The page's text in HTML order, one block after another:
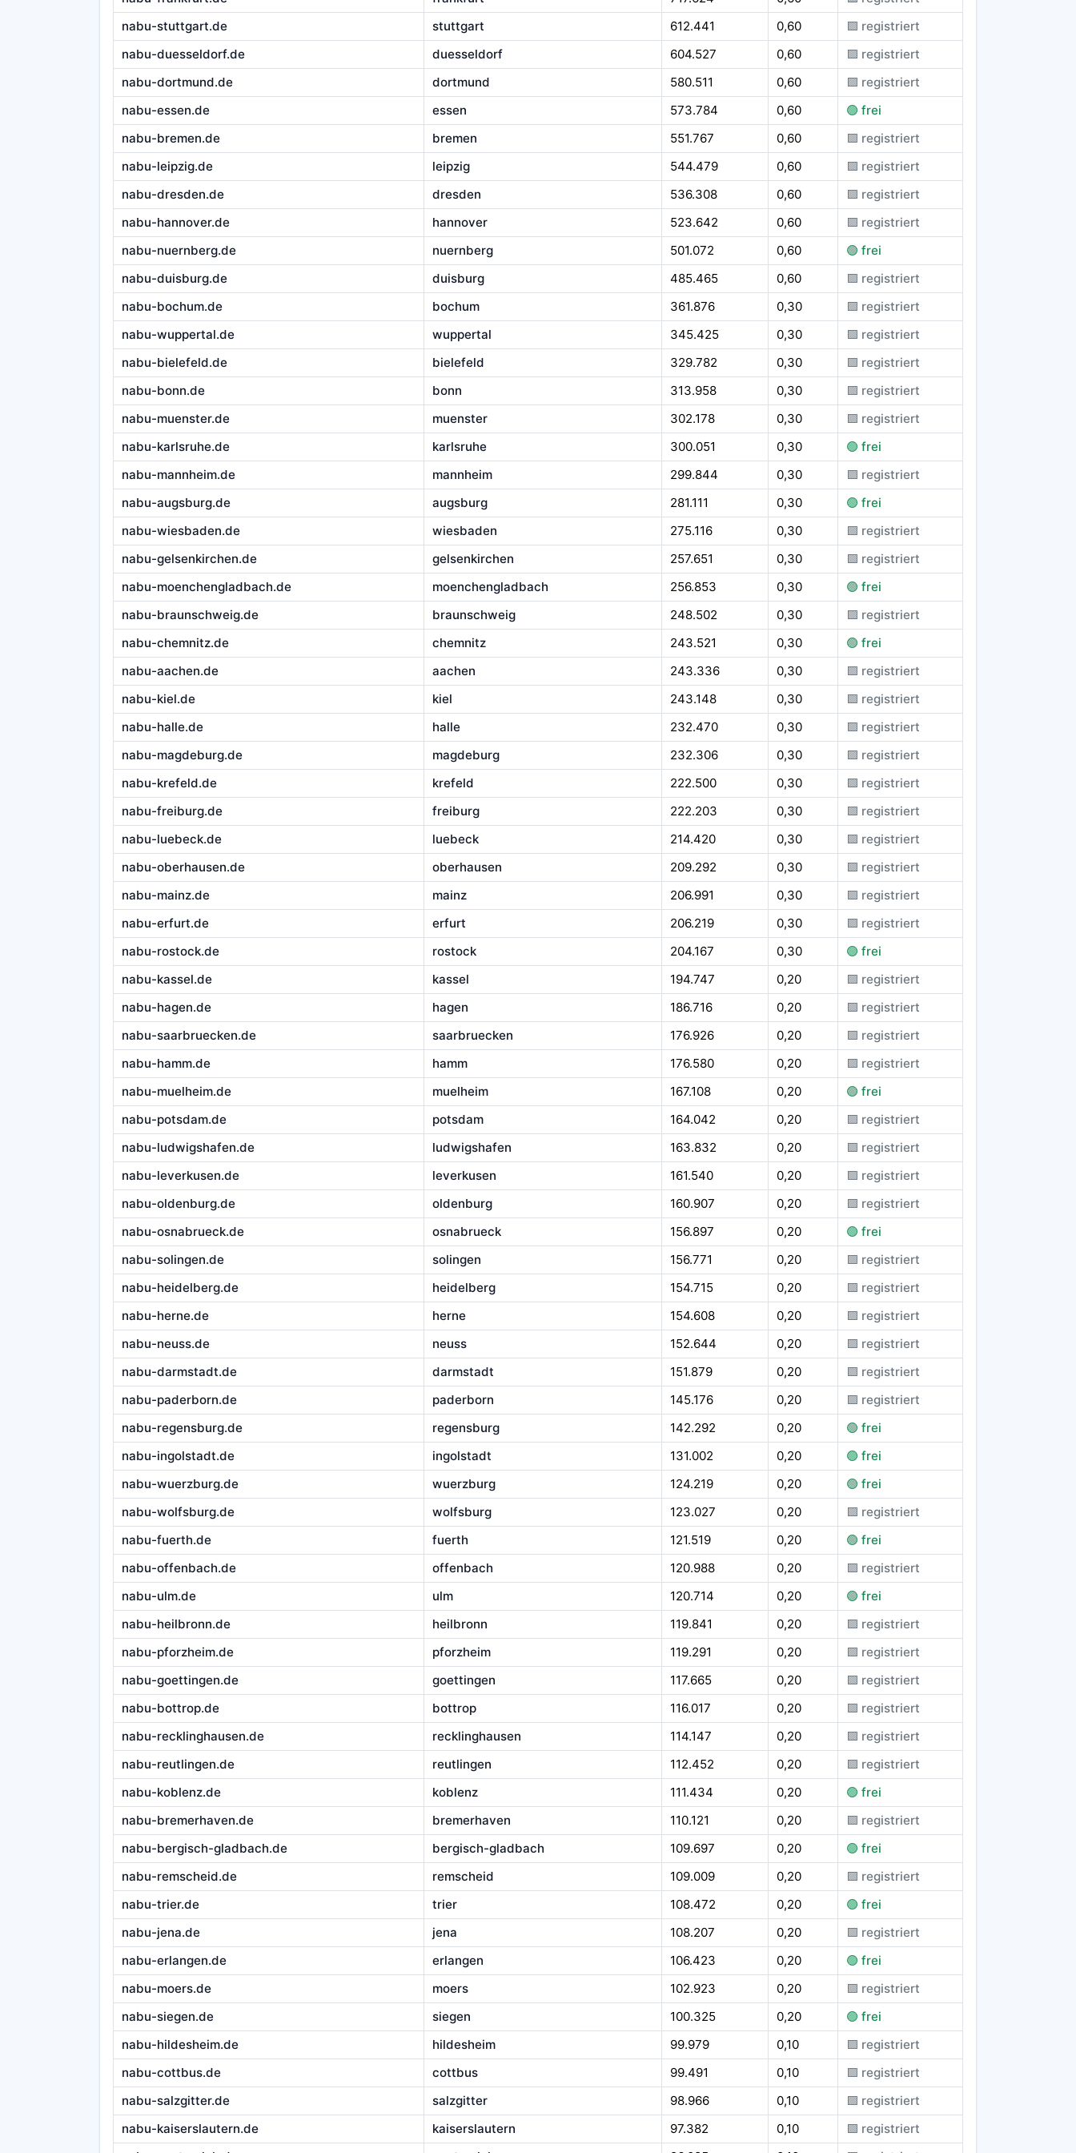
nabu-stuttgart.de
stuttgart 612.441 0,60
🟪 registriert
nabu-duesseldorf.de
duesseldorf 604.527 0,60
🟪 registriert
nabu-dortmund.de
dortmund 580.511 0,60
🟪 registriert
nabu-essen.de
essen 573.784 0,60
🟢 frei
nabu-bremen.de
bremen 551.767 0,60
🟪 registriert
nabu-leipzig.de
leipzig 544.479 0,60
🟪 registriert
nabu-dresden.de
dresden 536.308 0,60
🟪 registriert
nabu-hannover.de
hannover 523.642 0,60
🟪 registriert
nabu-nuernberg.de
nuernberg 501.072 0,60
🟢 frei
nabu-duisburg.de
duisburg 485.465 0,60
🟪 registriert
nabu-bochum.de
bochum 361.876 0,30
🟪 registriert
nabu-wuppertal.de
wuppertal 345.425 0,30
🟪 registriert
nabu-bielefeld.de
bielefeld 329.782 0,30
🟪 registriert
nabu-bonn.de
bonn 313.958 0,30
🟪 registriert
nabu-muenster.de
muenster 302.178 0,30
🟪 registriert
nabu-karlsruhe.de
karlsruhe 300.051 0,30
🟢 frei
nabu-mannheim.de
mannheim 299.844 0,30
🟪 registriert
nabu-augsburg.de
augsburg 281.111 0,30
🟢 frei
nabu-wiesbaden.de
wiesbaden 275.116 0,30
🟪 registriert
nabu-gelsenkirchen.de
gelsenkirchen 257.651 0,30
🟪 registriert
nabu-moenchengladbach.de
moenchengladbach 256.853 0,30
🟢 frei
nabu-braunschweig.de
braunschweig 248.502 0,30
🟪 registriert
nabu-chemnitz.de
chemnitz 243.521 0,30
🟢 frei
nabu-aachen.de
aachen 243.336 0,30
🟪 registriert
nabu-kiel.de
kiel 243.148 0,30
🟪 registriert
nabu-halle.de
halle 232.470 0,30
🟪 registriert
nabu-magdeburg.de
magdeburg 232.306 0,30
🟪 registriert
nabu-krefeld.de
krefeld 222.500 0,30
🟪 registriert
nabu-freiburg.de
freiburg 222.203 0,30
🟪 registriert
nabu-luebeck.de
luebeck 214.420 0,30
🟪 registriert
nabu-oberhausen.de
oberhausen 209.292 0,30
🟪 registriert
nabu-mainz.de
mainz 206.991 0,30
🟪 registriert
nabu-erfurt.de
erfurt 206.219 0,30
🟪 registriert
nabu-rostock.de
rostock 204.167 0,30
🟢 frei
nabu-kassel.de
kassel 194.747 0,20
🟪 registriert
nabu-hagen.de
hagen 186.716 0,20
🟪 registriert
nabu-saarbruecken.de
saarbruecken 176.926 0,20
🟪 registriert
nabu-hamm.de
hamm 176.580 0,20
🟪 registriert
nabu-muelheim.de
muelheim 167.108 0,20
🟢 frei
nabu-potsdam.de
potsdam 164.042 0,20
🟪 registriert
nabu-ludwigshafen.de
ludwigshafen 163.832 0,20
🟪 registriert
nabu-leverkusen.de
leverkusen 161.540 0,20
🟪 registriert
nabu-oldenburg.de
oldenburg 160.907 0,20
🟪 registriert
nabu-osnabrueck.de
osnabrueck 156.897 0,20
🟢 frei
nabu-solingen.de
solingen 156.771 0,20
🟪 registriert
nabu-heidelberg.de
heidelberg 154.715 0,20
🟪 registriert
nabu-herne.de
herne 154.608 0,20
🟪 registriert
nabu-neuss.de
neuss 152.644 0,20
🟪 registriert
nabu-darmstadt.de
darmstadt 151.879 0,20
🟪 registriert
nabu-paderborn.de
paderborn 145.176 0,20
🟪 registriert
nabu-regensburg.de
regensburg 142.292 0,20
🟢 frei
nabu-ingolstadt.de
ingolstadt 131.002 0,20
🟢 frei
nabu-wuerzburg.de
wuerzburg 124.219 0,20
🟢 frei
nabu-wolfsburg.de
wolfsburg 123.027 0,20
🟪 registriert
nabu-fuerth.de
fuerth 121.519 0,20
🟢 frei
nabu-offenbach.de
offenbach 120.988 0,20
🟪 registriert
nabu-ulm.de
ulm 120.714 0,20
🟢 frei
nabu-heilbronn.de
heilbronn 119.841 0,20
🟪 registriert
nabu-pforzheim.de
pforzheim 119.291 0,20
🟪 registriert
nabu-goettingen.de
goettingen 117.665 0,20
🟪 registriert
nabu-bottrop.de
bottrop 116.017 0,20
🟪 registriert
nabu-recklinghausen.de
recklinghausen 114.147 0,20
🟪 registriert
nabu-reutlingen.de
reutlingen 112.452 0,20
🟪 registriert
nabu-koblenz.de
koblenz 111.434 0,20
🟢 frei
nabu-bremerhaven.de
bremerhaven 110.121 0,20
🟪 registriert
nabu-bergisch-gladbach.de
bergisch-gladbach 109.697 0,20
🟢 frei
nabu-remscheid.de
remscheid 109.009 0,20
🟪 registriert
nabu-trier.de
trier 108.472 0,20
🟢 frei
nabu-jena.de
jena 108.207 0,20
🟪 registriert
nabu-erlangen.de
erlangen 106.423 0,20
🟢 frei
nabu-moers.de
moers 102.923 0,20
🟪 registriert
nabu-siegen.de
siegen 100.325 0,20
🟢 frei
nabu-hildesheim.de
hildesheim 99.979 0,10
🟪 registriert
nabu-cottbus.de
cottbus 99.491 0,10
🟪 registriert
nabu-salzgitter.de
salzgitter 98.966 0,10
🟪 registriert
nabu-kaiserslautern.de
kaiserslautern 97.382 0,10
🟪 registriert